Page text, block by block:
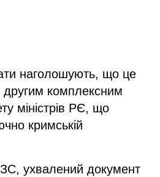
наголошують, що це
комплексним
міністрів РЄ, що
кримській
ухвалений документ